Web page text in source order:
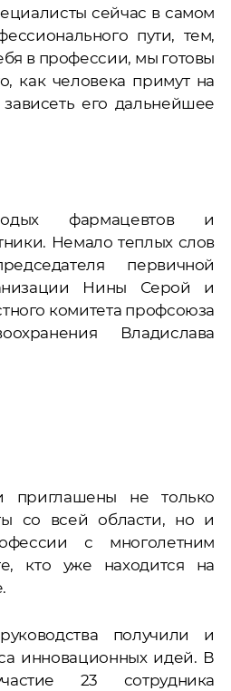
сейчас в самом
пути, тем,
в профессии, мы готовы
как человека примут на
его дальнейшее
фармацевтов и
Немало теплых слов
первичной
Нины Серой и
комитета профсоюза
Владислава
приглашены не только
со всей области, но и
с многолетним
кто уже находится на
получили и
инновационных идей. В
23 сотрудника